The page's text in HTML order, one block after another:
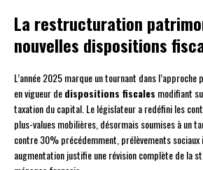
La restructuration
nouvelles dispositions
L’année 2025 marque un tournant dans l’approche
en vigueur dedispositions fiscales modifiant
taxation du capital. Le législateur a redéfini les
plus-values mobilières, désormais soumises à un
contre 30% précédemment, prélèvements
augmentation justifie une révision complète de la